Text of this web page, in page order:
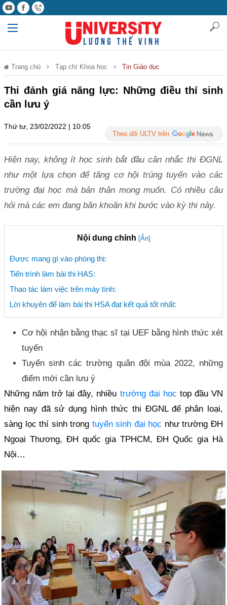
Trang chủ Tạp chí Khoa học Tin Giáo dục
Thi đánh giá năng lực: Những điều thí sinh
cần lưu ý
Thứ tư, 23/02/2022 | 10:05
Theo dõi ULTV trên
Hiện nay, không ít học sinh bắt đầu cân nhắc thi ĐGNL
như một lựa chọn để tăng cơ hội trúng tuyển vào các
trường đại học mà bản thân mong muốn. Có nhiều câu
hỏi mà các em đang băn khoăn khi bước vào kỳ thi này.
Nội dung chính [Ẩn]
Được mang gì vào phòng thi:
Tiến trình làm bài thi HAS:
Thao tác làm việc trên máy tính:
Lời khuyên để làm bài thi HSA đạt kết quả tốt nhất:
Cơ hội nhận bằng thạc sĩ tại UEF bằng hình thức xét
tuyển
Tuyển sinh các trường quân đội mùa 2022, những
điểm mới cần lưu ý
Những năm trở lại đây, nhiều trường đại học top đầu VN
hiện nay đã sử dụng hình thức thi ĐGNL để phân loại,
sàng lọc thí sinh trong tuyển sinh đại học như trường ĐH
Ngoại Thương, ĐH quốc gia TPHCM, ĐH Quốc gia Hà
Nội…